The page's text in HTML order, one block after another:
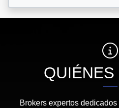
QUIÉNES
Brokers expertos